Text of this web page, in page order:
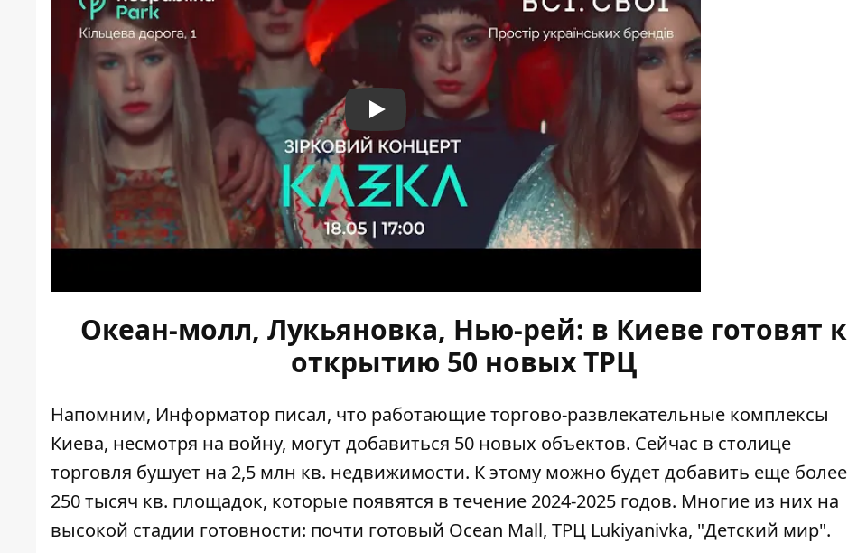
Play
Океан-молл, Лукьяновка, Нью-рей: в Киеве готовят к
открытию 50 новых ТРЦ
Напомним, Информатор писал, что работающие торгово-развлекательные комплексы
Киева, несмотря на войну, могут добавиться 50 новых объектов. Сейчас в столице
торговля бушует на 2,5 млн кв. недвижимости. К этому можно будет добавить еще более
250 тысяч кв. площадок, которые появятся в течение 2024-2025 годов. Многие из них на
высокой стадии готовности: почти готовый Ocean Mall, ТРЦ Lukiyanivka, "Детский мир".